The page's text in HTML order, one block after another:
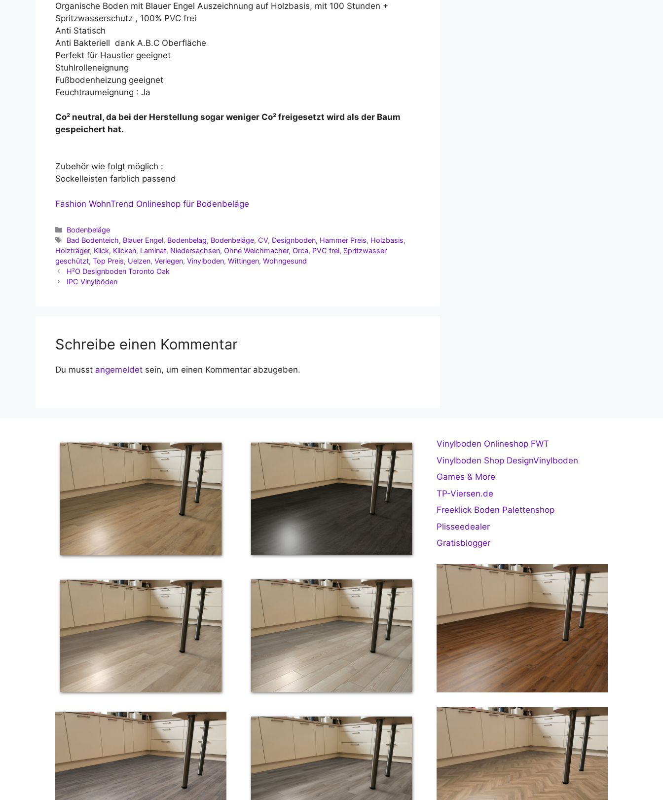
Organische Boden mit Blauer Engel Auszeichnung auf Holzbasis, mit 100 Stunden +
Spritzwasserschutz , 100% PVC frei
Anti Statisch
Anti Bakteriell dank A.B.C Oberfläche
Perfekt für Haustier geeignet
Stuhlrolleneignung
Fußbodenheizung geeignet
Feuchtraumeignung : Ja
Co² neutral, da bei der Herstellung sogar weniger Co² freigesetzt wird als der Baum
gespeichert hat.
Zubehör wie folgt möglich :
Sockelleisten farblich passend
Fashion WohnTrend Onlineshop für Bodenbeläge
Kategorien
Bodenbeläge
Schlagwörter
Bad Bodenteich, Blauer Engel, Bodenbelag, Bodenbeläge, CV, Designboden, Hammer Preis, Holzbasis,
Holzträger, Klick, Klicken, Laminat, Niedersachsen, Ohne Weichmacher, Orca, PVC frei, Spritzwasser
geschützt, Top Preis, Uelzen, Verlegen, Vinylboden, Wittingen, Wohngesund
H²O Designboden Toronto Oak
IPC Vinylböden
Schreibe einen Kommentar
Du musst angemeldet sein, um einen Kommentar abzugeben.
Vinylboden Onlineshop FWT
Vinylboden Shop DesignVinylboden
Games & More
TP-Viersen.de
Freeklick Boden Palettenshop
Plisseedealer
Gratisblogger